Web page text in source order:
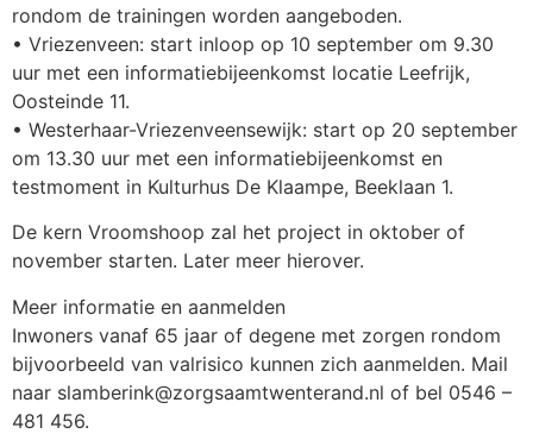
rondom de trainingen worden aangeboden.
• Vriezenveen: start inloop op 10 september om 9.30
uur met een informatiebijeenkomst locatie Leefrijk,
Oosteinde 11.
• Westerhaar-Vriezenveensewijk: start op 20 september
om 13.30 uur met een informatiebijeenkomst en
testmoment in Kulturhus De Klaampe, Beeklaan 1.
De kern Vroomshoop zal het project in oktober of
november starten. Later meer hierover.
Meer informatie en aanmelden
Inwoners vanaf 65 jaar of degene met zorgen rondom
bijvoorbeeld van valrisico kunnen zich aanmelden. Mail
naar slamberink@zorgsaamtwenterand.nl of bel 0546 –
481 456.